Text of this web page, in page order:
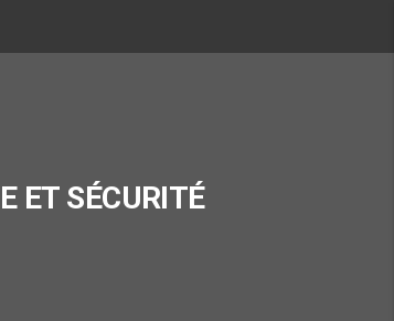
ET SÉCURITÉ